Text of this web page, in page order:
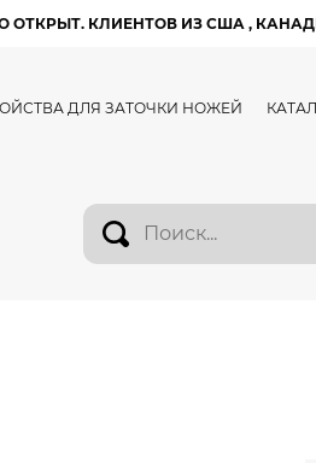
КЛИЕНТОВ ИЗ США , КАНАДЫ
ДЛЯ ЗАТОЧКИ НОЖЕЙ